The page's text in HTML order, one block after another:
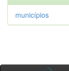
municípios